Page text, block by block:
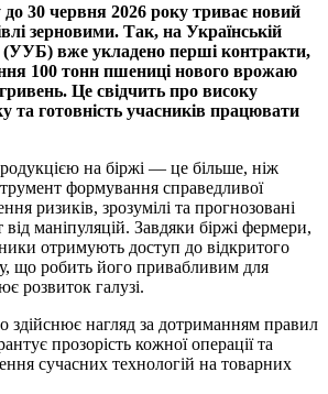
30 червня 2026 року триває новий
зерновими. Так, на Українській
(УУБ) вже укладено перші контракти,
100 тонн пшениці нового врожаю
Це свідчить про високу
та готовність учасників працювати
на біржі — це більше, ніж
формування справедливої
ризиків, зрозумілі та прогнозовані
маніпуляцій. Завдяки біржі фермери,
отримують доступ до відкритого
що робить його привабливим для
розвиток галузі.
нагляд за дотриманням правил
прозорість кожної операції та
сучасних технологій на товарних